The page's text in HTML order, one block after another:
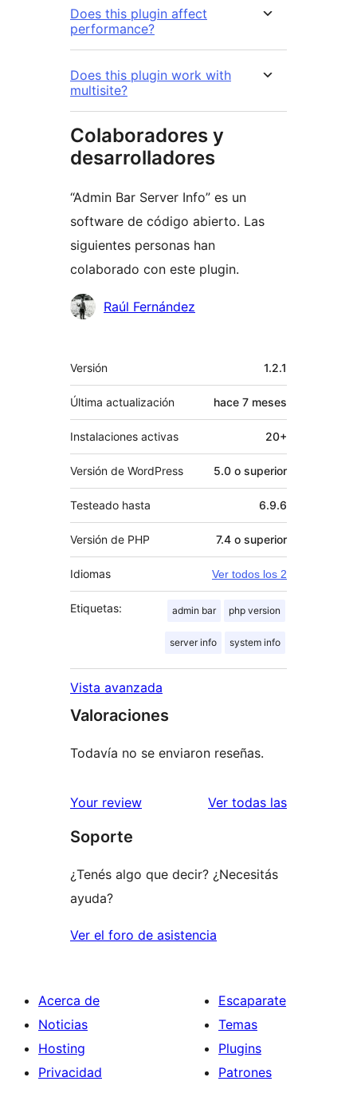
Does this plugin affect
performance?
Does this plugin work with
multisite?
Colaboradores y
desarrolladores
“Admin Bar Server Info” es un
software de código abierto. Las
siguientes personas han
colaborado con este plugin.
Colaboradores
Raúl Fernández
Meta
Versión 1.2.1
Última actualización hace 7 meses
Instalaciones activas 20+
Versión de WordPress 5.0 o superior
Testeado hasta 6.9.6
Versión de PHP 7.4 o superior
Idiomas Ver todos los 2
Etiquetas: admin bar php version
server info system info
Vista avanzada
Valoraciones
Todavía no se enviaron reseñas.
Your review Ver todas lasreseñas
Soporte
¿Tenés algo que decir? ¿Necesitás
ayuda?
Ver el foro de asistencia
Acerca de
Noticias
Hosting
Privacidad
Escaparate
Temas
Plugins
Patrones